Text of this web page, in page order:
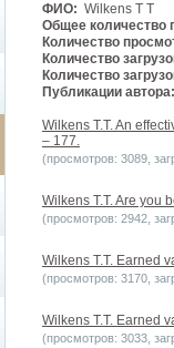
ФИО: Wilkens T T
Общее количество
Количество
Количество
Количество
Публикации автора:
Wilkens T.T. An
– 177.
(просмотров: 3089,
Wilkens T.T. Are you
(просмотров: 2942,
Wilkens T.T. Earned
(просмотров: 3170,
Wilkens T.T. Earned
(просмотров: 3033,